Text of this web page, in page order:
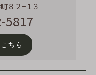
８２−１３
5817
ちら